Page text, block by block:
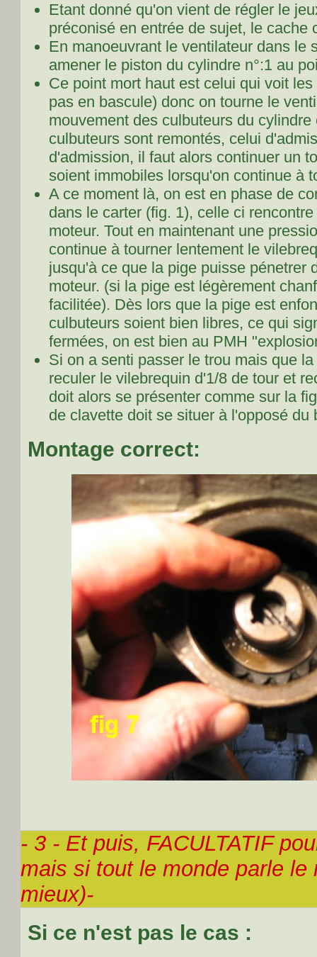
Etant donné qu'on vient de régler le
préconisé en entrée de sujet, le cache
En manoeuvrant le ventilateur dans le
amener le piston du cylindre n°:1 au
Ce point mort haut est celui qui voit
pas en bascule) donc on tourne le
mouvement des culbuteurs du
culbuteurs sont remontés, celui
d'admission, il faut alors continuer un
soient immobiles lorsqu'on continue à
A ce moment là, on est en phase de
dans le carter (fig. 1), celle ci
moteur. Tout en maintenant une
continue à tourner lentement le
jusqu'à ce que la pige puisse pénetrer
moteur. (si la pige est légèrement
facilitée). Dès lors que la pige est
culbuteurs soient bien libres, ce qui
fermées, on est bien au PMH
Si on a senti passer le trou mais que
reculer le vilebrequin d'1/8 de tour et
doit alors se présenter comme sur la
de clavette doit se situer à l'opposé du
Montage correct:
- 3 - Et puis, FACULTATIF
mais si tout le monde parle le
mieux)-
Si ce n'est pas le cas :